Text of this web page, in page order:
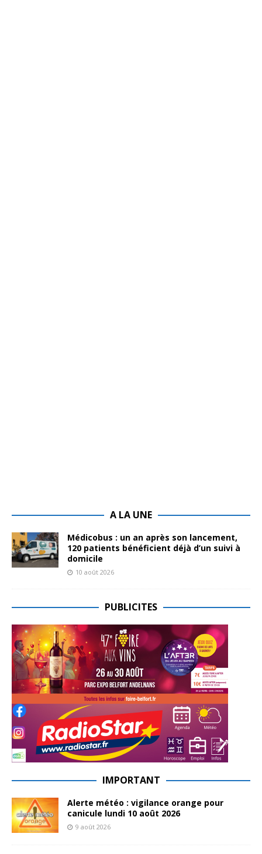
A LA UNE
Médicobus : un an après son lancement,
120 patients bénéficient déjà d’un suivi à
domicile
10 août 2026
PUBLICITES
IMPORTANT
Alerte météo : vigilance orange pour
canicule lundi 10 août 2026
9 août 2026